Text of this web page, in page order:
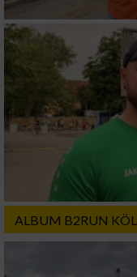
ALBUM B2RUN